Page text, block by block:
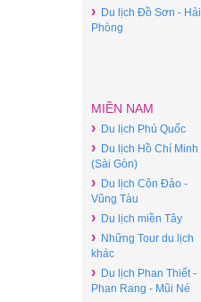
› Du lịch Đồ Sơn - Hải
Phòng
MIỀN NAM
› Du lịch Phú Quốc
› Du lịch Hồ Chí Minh
(Sài Gòn)
› Du lịch Côn Đảo -
Vũng Tàu
› Du lịch miền Tây
› Những Tour du lịch
khác
› Du lịch Phan Thiết -
Phan Rang - Mũi Né